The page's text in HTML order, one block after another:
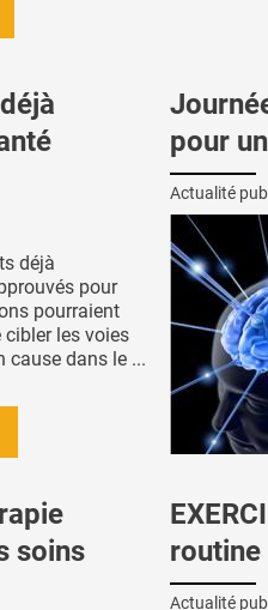
déjà
pour
pourraient
cibler les voies
cause dans le ...
pour
Actualité
soins
routine
Actualité